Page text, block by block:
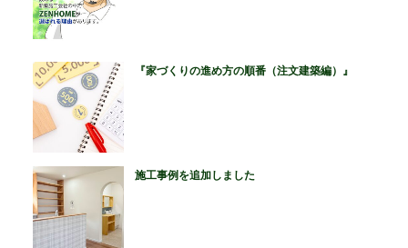
『家づくりの進め方の順番（注文建築編）』
施工事例を追加しました